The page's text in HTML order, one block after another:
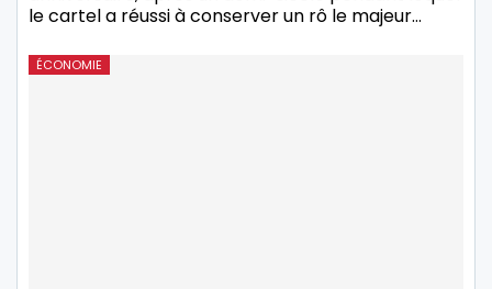
le cartel a réussi à conserver un rô le majeur…
ÉCONOMIE